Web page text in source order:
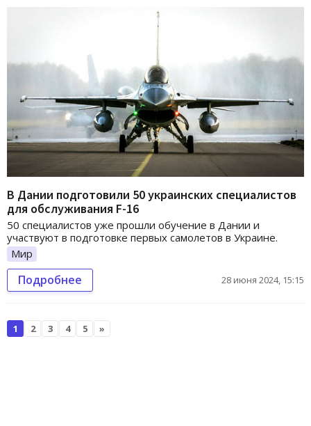
В Дании подготовили 50 украинских специалистов
для обслуживания F-16
50 специалистов уже прошли обучение в Дании и
участвуют в подготовке первых самолетов в Украине.
Мир
Подробнее 28 июня 2024, 15:15
1 2 3 4 5 »